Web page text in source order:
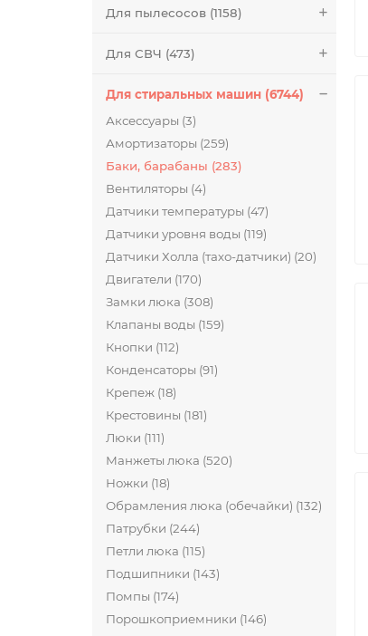
Для пылесосов (1158)
Для СВЧ (473)
Для стиральных машин (6744)
Аксессуары (3)
Амортизаторы (259)
Баки, барабаны (283)
Вентиляторы (4)
Датчики температуры (47)
Датчики уровня воды (119)
Датчики Холла (тахо-датчики) (20)
Двигатели (170)
Замки люка (308)
Клапаны воды (159)
Кнопки (112)
Конденсаторы (91)
Крепеж (18)
Крестовины (181)
Люки (111)
Манжеты люка (520)
Ножки (18)
Обрамления люка (обечайки) (132)
Патрубки (244)
Петли люка (115)
Подшипники (143)
Помпы (174)
Порошкоприемники (146)